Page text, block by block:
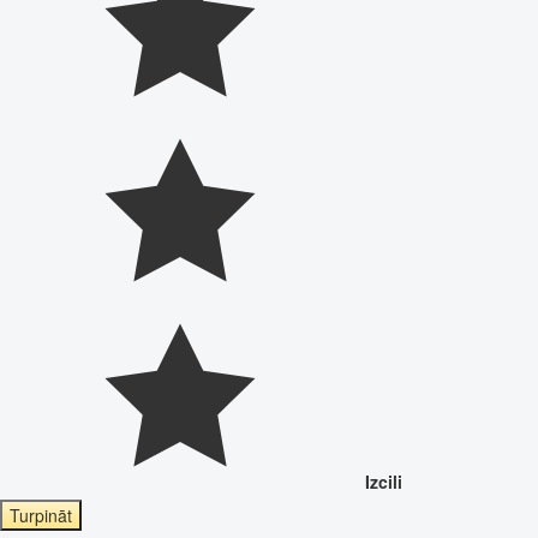
Izcili
Turpināt